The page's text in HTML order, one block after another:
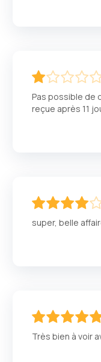
Pas possible de
reçue après 11
super, belle
Très bien à voir